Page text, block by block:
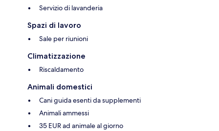
Servizio di lavanderia
Spazi di lavoro
Sale per riunioni
Climatizzazione
Riscaldamento
Animali domestici
Cani guida esenti da supplementi
Animali ammessi
35 EUR ad animale al giorno